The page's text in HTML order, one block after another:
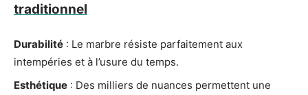
traditionnel
Durabilité : Le marbre résiste parfaitement aux
intempéries et à l’usure du temps.
Esthétique : Des milliers de nuances permettent une